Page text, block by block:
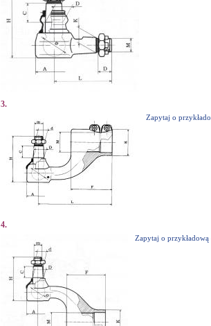
3.
Zapytaj o
4.
Zapytaj o przykładową